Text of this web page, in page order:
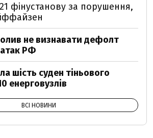
фінустанову за порушення,
не визнавати дефолт
атак РФ
шість суден тіньового
енерговузлів
ВСІ НОВИНИ